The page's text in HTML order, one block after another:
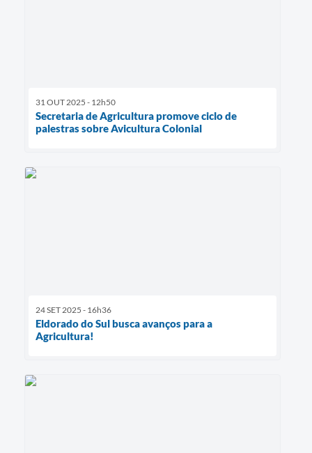
31 OUT 2025 - 12h50
Secretaria de Agricultura promove ciclo de
palestras sobre Avicultura Colonial
24 SET 2025 - 16h36
Eldorado do Sul busca avanços para a
Agricultura!